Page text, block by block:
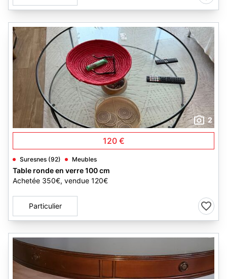
2
120 €
Suresnes (92) Meubles
Table ronde en verre 100 cm
Achetée 350€, vendue 120€
Particulier